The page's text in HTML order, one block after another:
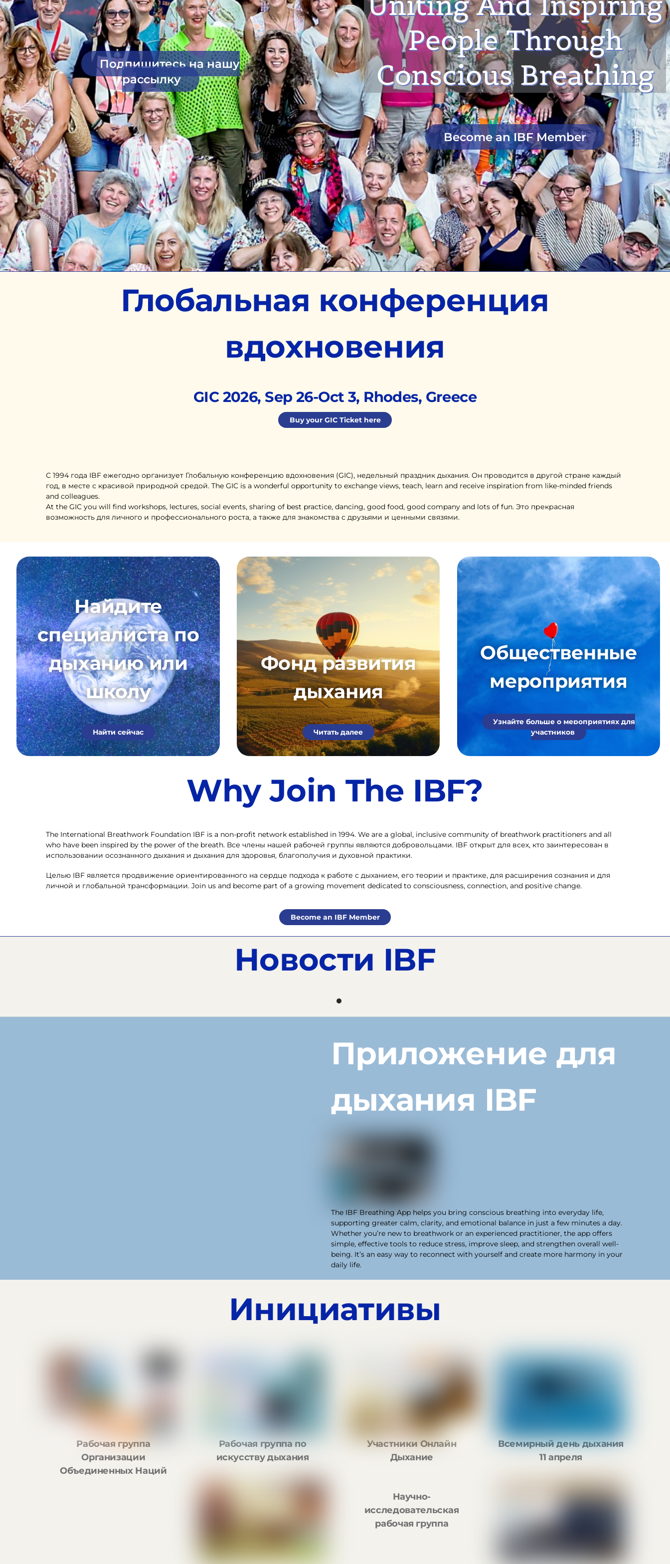
Подпишитесь на нашу
рассылку
People Through
Conscious Breathing
Become an IBF Member
Глобальная конференция
вдохновения
GIC 2026, Sep 26-Oct 3, Rhodes, Greece
Buy your GIC Ticket here
С 1994 года IBF ежегодно организует Глобальную конференцию вдохновения (GIC), недельный праздник дыхания. Он проводится в другой стране каждый
год, в месте с красивой природной средой. The GIC is a wonderful opportunity to exchange views, teach, learn and receive inspiration from like-minded friends
and colleagues.
At the GIC you will find workshops, lectures, social events, sharing of best practice, dancing, good food, good company and lots of fun. Это прекрасная
возможность для личного и профессионального роста, а также для знакомства с друзьями и ценными связями.
Найдите
специалиста по
дыханию или
школу
Найти сейчас
Фонд развития
дыхания
Читать далее
Общественные
мероприятия
Узнайте больше о мероприятиях для
участников
Why Join The IBF?
The International Breathwork Foundation IBF is a non-profit network established in 1994. We are a global, inclusive community of breathwork practitioners and all
who have been inspired by the power of the breath. Все члены нашей рабочей группы являются добровольцами. IBF открыт для всех, кто заинтересован в
использовании осознанного дыхания и дыхания для здоровья, благополучия и духовной практики.
Целью IBF является продвижение ориентированного на сердце подхода к работе с дыханием, его теории и практике, для расширения сознания и для
личной и глобальной трансформации. Join us and become part of a growing movement dedicated to consciousness, connection, and positive change.
Become an IBF Member
Новости IBF
Приложение для
дыхания IBF
The IBF Breathing App helps you bring conscious breathing into everyday life,
supporting greater calm, clarity, and emotional balance in just a few minutes a day.
Whether you’re new to breathwork or an experienced practitioner, the app offers
simple, effective tools to reduce stress, improve sleep, and strengthen overall well-
being. It’s an easy way to reconnect with yourself and create more harmony in your
daily life.
Инициативы
Рабочая группа
Организации
Объединенных Наций
Рабочая группа по
искусству дыхания
Участники Онлайн
Дыхание
Научно-
исследовательская
рабочая группа
Всемирный день дыхания
11 апреля